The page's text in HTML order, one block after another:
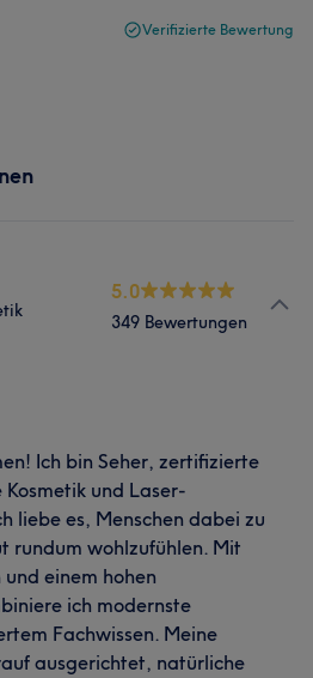
Verifizierte Bewertung
5.0
349 Bewertungen
Ich bin Seher, zertifizierte
und Laser-
liebe es, Menschen dabei zu
rundum wohlzufühlen. Mit
einem hohen
ich modernste
Fachwissen. Meine
ausgerichtet, natürliche